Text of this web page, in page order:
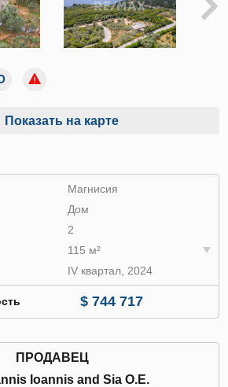
Показать на карте
Магнисия
Дом
2
115 м²
IV квартал, 2024
$ 744 717
ПРОДАВЕЦ
Ioannis and Sia O.E.